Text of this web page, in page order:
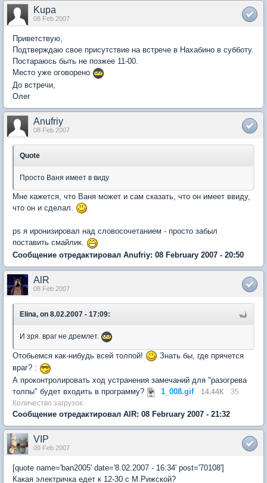
Kupa
08 Feb 2007
Приветствую,
Подтверждаю свое присутствие на встрече в Нахабино в субботу.
Постараюсь быть не позжее 11-00.
Место уже оговорено
До встречи,
Олег
Anufriy
08 Feb 2007
Quote
Просто Ваня имеет в виду
Мне кажется, что Ваня может и сам сказать, что он имеет ввиду,
что он и сделал.
ps я иронизировал над словосочетанием - просто забыл
поставить смайлик.
Сообщение отредактировал Anufriy: 08 February 2007 - 20:50
AlR
08 Feb 2007
Elina, on 8.02.2007 - 17:09:
И зря. враг не дремлет.
Отобьемся как-нибудь всей толпой!
Знать бы, где прячется
враг? :
А проконтролировать ход устранения замечаний для "разогрева
толпы" будет входить в программу?
1_008.gif 14.44К
35
Количество загрузок:
Сообщение отредактировал AlR: 08 February 2007 - 21:32
VIP
09 Feb 2007
[quote name='ban2005' date='8.02.2007 - 16:34' post='70108']
Какая электричка едет к 12-30 с М.Рижской?